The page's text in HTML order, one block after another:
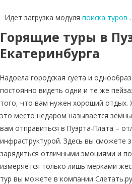
Идет загрузка модуля поиска туров
Горящие туры в
Екатеринбурга
Надоела городская суета и
постоянно видеть одни и те же
того, что вам нужен хороший отдых.
это место недаром называется
вам отправиться в Пуэрта-Плата –
инфраструктурой. Здесь вы сможете
зарядиться отличными эмоциями и
измеряется только лишь мерками
тур вы можете в компании